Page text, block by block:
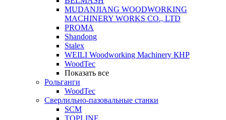
MUDANJIANG WOODWORKING
MACHINERY WORKS CO., LTD
PROMA
Shandong
Stalex
WEILI Woodworking Machinery КНР
WoodTec
Показать все
Рольганги
WoodTec
Сверлильно-пазовальные станки
SCM